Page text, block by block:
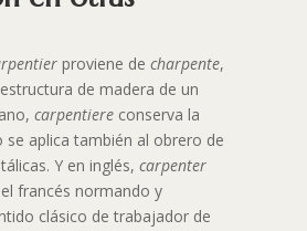
proviene de charpente,
de madera de un
carpentiereconserva la
se aplica también al obrero de
Y en inglés, carpenter
francés normando y
clásico de trabajador de